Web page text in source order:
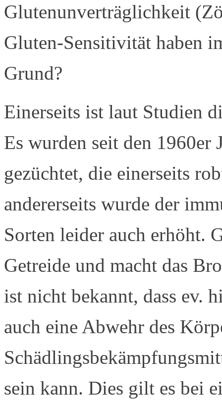
Glutenunverträglichkeit
Gluten-Sensitivität haben
Grund?
Einerseits ist laut Studien
Es wurden seit den 1960er
gezüchtet, die einerseits
andererseits wurde der
Sorten leider auch erhöht.
Getreide und macht das
ist nicht bekannt, dass ev.
auch eine Abwehr des
sein kann. Dies gilt es bei